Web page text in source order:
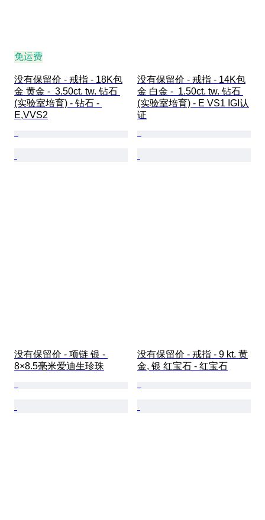
免运费
没有保留价 - 戒指 - 18K包
金 黄金 -  3.50ct. tw. 钻石
(实验室培育) - 钻石 -
E,VVS2
没有保留价 - 戒指 - 14K包
金 白金 -  1.50ct. tw. 钻石
(实验室培育) - E VS1 IGI认
证
没有保留价 - 项链 银 -
8×8.5毫米爱迪生珍珠
没有保留价 - 戒指 - 9 kt. 黄
金, 银 红宝石 - 红宝石